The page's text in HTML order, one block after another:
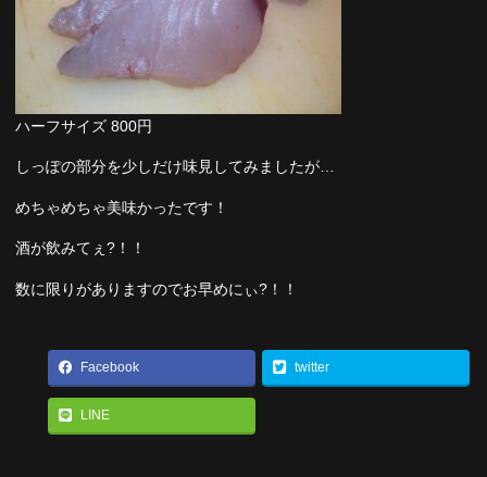
ハーフサイズ 800円
しっぽの部分を少しだけ味見してみましたが…
めちゃめちゃ美味かったです！
酒が飲みてぇ?！！
数に限りがありますのでお早めにぃ?！！
Facebook twitter
LINE